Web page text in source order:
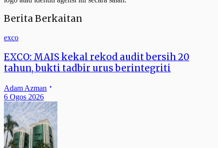
Berita Berkaitan
exco
EXCO: MAIS kekal rekod audit bersih 20
tahun, bukti tadbir urus berintegriti
Adam Azman
6 Ogos 2026